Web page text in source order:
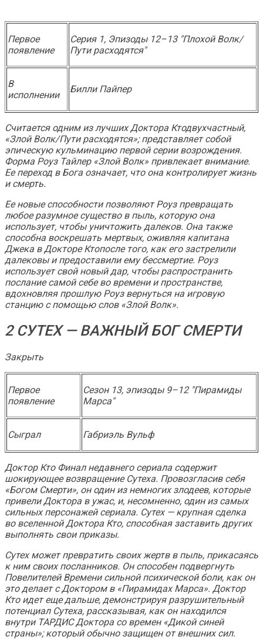
Первое
появление
Серия 1, Эпизоды 12–13 "Плохой Волк/
Пути расходятся"
В
исполнении
Билли Пайпер
Считается одним из лучших Доктора Ктодвухчастный,
«Злой Волк/Пути расходятся»; представляет собой
эпическую кульминацию первой серии возрождения.
Форма Роуз Тайлер «Злой Волк» привлекает внимание.
Ее переход в Бога означает, что она контролирует жизнь
и смерть.
Ее новые способности позволяют Роуз превращать
любое разумное существо в пыль, которую она
использует, чтобы уничтожить далеков. Она также
способна воскрешать мертвых, оживляя капитана
Джека в Докторе Ктопосле того, как его застрелили
далековы и предоставили ему бессмертие. Роуз
использует свой новый дар, чтобы распространить
послание самой себе во времени и пространстве,
вдохновляя прошлую Роуз вернуться на игровую
станцию ​​с помощью слов «Злой Волк».
2 СУТЕХ — ВАЖНЫЙ БОГ СМЕРТИ
Закрыть
Первое
появление
Сезон 13, эпизоды 9–12 "Пирамиды
Марса"
Сыграл Габриэль Вульф
Доктор Кто Финал недавнего сериала содержит
шокирующее возвращение Сутеха. Провозгласив себя
«Богом Смерти», он один из немногих злодеев, которые
привели Доктора в ужас, и, несомненно, один из самых
сильных персонажей сериала. Сутех — крупная сделка
во вселеннойДоктора Кто, способная заставить других
выполнять свои приказы.
Сутех может превратить своих жертв в пыль, прикасаясь
к ним своих посланников. Он способен подвергнуть
Повелителей Времени сильной психической боли, как он
это делает с Доктором в «Пирамидах Марса». Доктор
Ктоидет еще дальше, демонстрируя разрушительный
потенциал Сутеха, рассказывая, как он находился
внутри ТАРДИС Доктора со времен «Дикой синей
страны»; который обычно защищен от внешних сил.